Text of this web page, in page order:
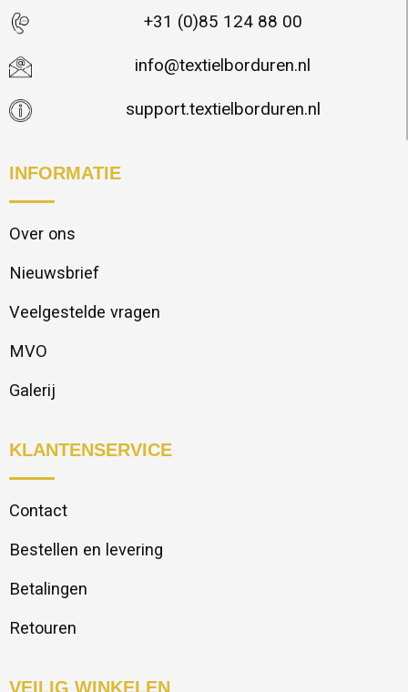
+31 (0)85 124 88 00
info@textielborduren.nl
support.textielborduren.nl
INFORMATIE
Over ons
Nieuwsbrief
Veelgestelde vragen
MVO
Galerij
KLANTENSERVICE
Contact
Bestellen en levering
Betalingen
Retouren
VEILIG WINKELEN